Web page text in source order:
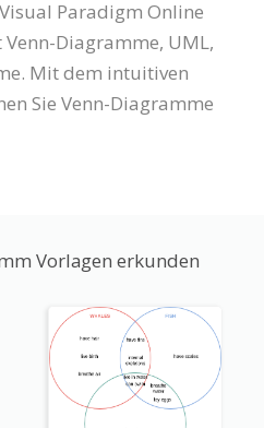
Paradigm Online
Diagramme, UML,
Mit dem intuitiven
Sie Venn-Diagramme
Vorlagen erkunden